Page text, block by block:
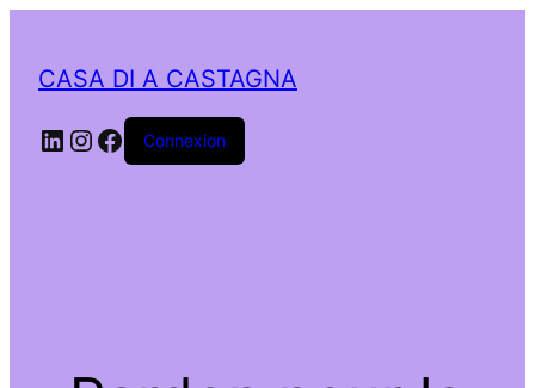
CASA DI A CASTAGNA
LinkedIn
Instagram
Facebook
Connexion